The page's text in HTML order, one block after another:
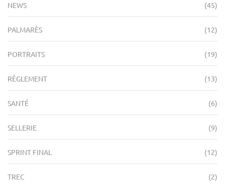
NEWS (45)
PALMARÈS (12)
PORTRAITS (19)
RÈGLEMENT (13)
SANTÉ (6)
SELLERIE (9)
SPRINT FINAL (12)
TREC (2)